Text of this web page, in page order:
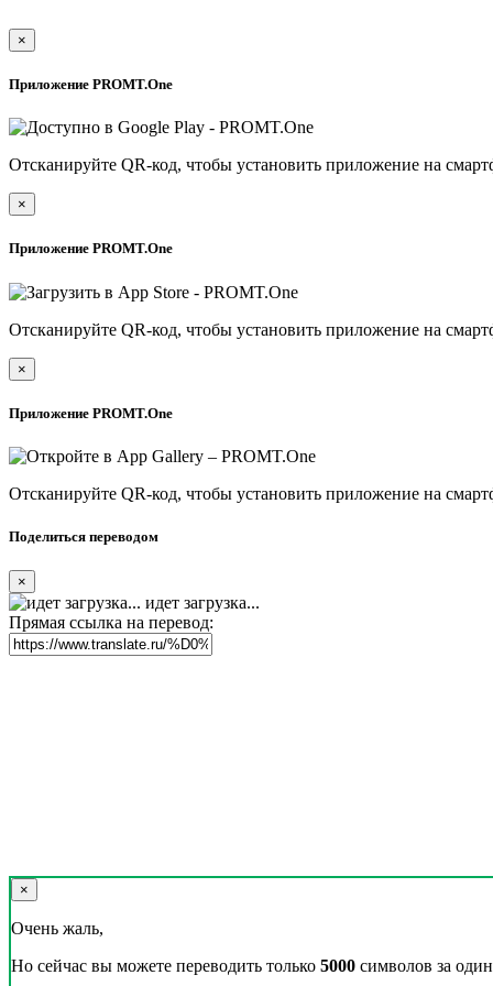
×
Приложение PROMT.One
Отсканируйте QR-код, чтобы установить приложение на
×
Приложение PROMT.One
Отсканируйте QR-код, чтобы установить приложение на
×
Приложение PROMT.One
Отсканируйте QR-код, чтобы установить приложение на
Поделиться переводом
×
идет загрузка...
Прямая ссылка на перевод:
×
Очень жаль,
Но сейчас вы можете переводить только 5000 символов за один